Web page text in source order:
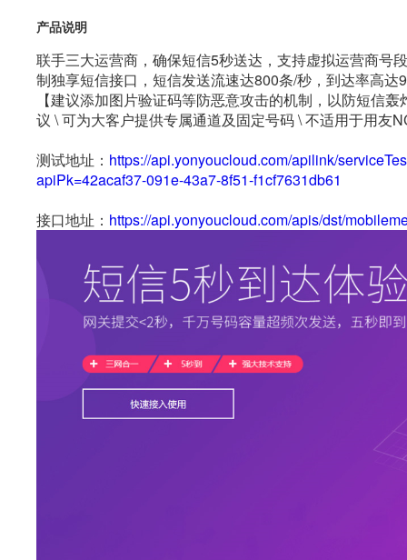
产品说明
联手三大运营商，确保短信5秒送达，支持虚拟运营商号
制独享短信接口，短信发送流速达800条/秒，到达率高
【建议添加图片验证码等防恶意攻击的机制，以防短信
议 \ 可为大客户提供专属通道及固定号码 \ 不适用于用友
测试地址： https://api.yonyoucloud.com/apilink/
apiPk=42acaf37-091e-43a7-8f51-f1cf7631db61
接口地址： https://api.yonyoucloud.com/apis/dst/